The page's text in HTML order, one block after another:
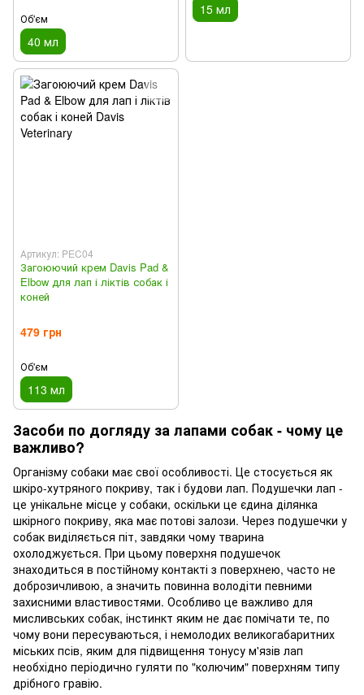
Об'єм
40 мл
15 мл
Артикул: PEC04
Загоюючий крем Davis Pad &
Elbow для лап і ліктів собак і
коней
479 грн
Об'єм
113 мл
Засоби по догляду за лапами собак - чому це
важливо?
Організму собаки має свої особливості. Це стосується як
шкіро-хутряного покриву, так і будови лап. Подушечки лап -
це унікальне місце у собаки, оскільки це єдина ділянка
шкірного покриву, яка має потові залози. Через подушечки у
собак виділяється піт, завдяки чому тварина
охолоджується. При цьому поверхня подушечок
знаходиться в постійному контакті з поверхнею, часто не
доброзичливою, а значить повинна володіти певними
захисними властивостями. Особливо це важливо для
мисливських собак, інстинкт яким не дає помічати те, по
чому вони пересуваються, і немолодих великогабаритних
міських псів, яким для підвищення тонусу м'язів лап
необхідно періодично гуляти по "колючим" поверхням типу
дрібного гравію.